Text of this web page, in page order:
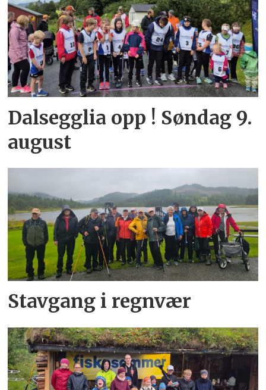
Dalsegglia opp ! Søndag 9.
august
Stavgang i regnvær